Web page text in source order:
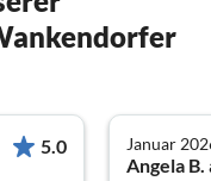
5.0 Januar
Angela B.